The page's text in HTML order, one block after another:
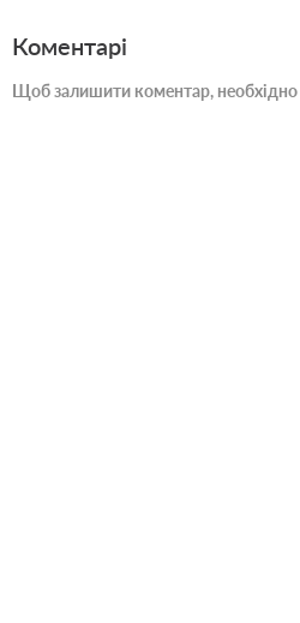
Коментарі
Щоб залишити коментар, необхідно